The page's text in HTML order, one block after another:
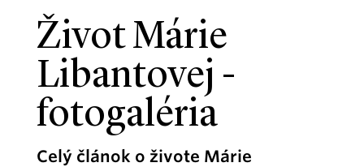
Život Márie
Libantovej -
fotogaléria
Celý článok o živote Márie